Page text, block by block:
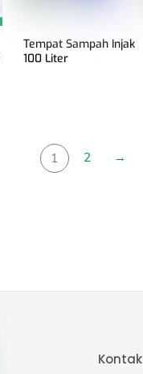
Tempat Sampah Injak
100 Liter
1 2 →
Kontak